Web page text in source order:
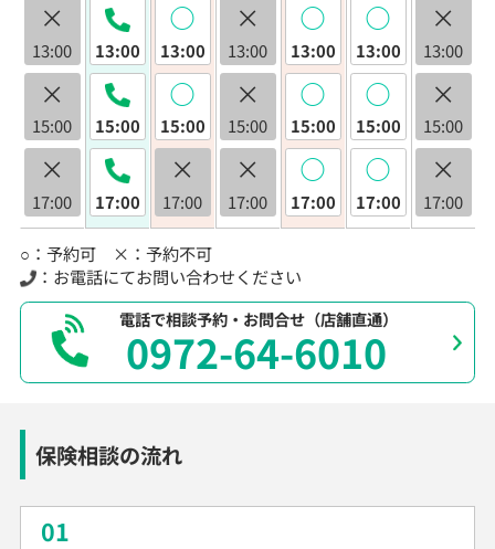
×
13:00
×
15:00
×
17:00
13:00
15:00
17:00
◯
13:00
◯
15:00
×
17:00
×
13:00
×
15:00
×
17:00
◯
13:00
◯
15:00
◯
17:00
◯
13:00
◯
15:00
◯
17:00
×
13:00
×
15:00
×
17:00
○：予約可 ×：予約不可
：お電話にてお問い合わせください
電話で相談予約・お問合せ（店舗直通）
0972-64-6010
保険相談の流れ
01